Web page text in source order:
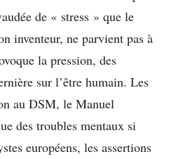
de « stress » que le
inventeur, ne parvient pas à
la pression, des
sur l’être humain. Les
au DSM, le Manuel
des troubles mentaux si
européens, les assertions